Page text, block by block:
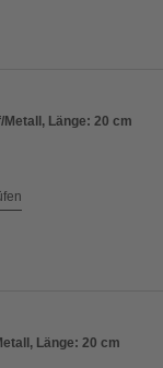
Länge: 20 cm
Länge: 20 cm